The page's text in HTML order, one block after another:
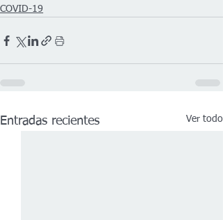
COVID-19
Entradas recientes Ver todo